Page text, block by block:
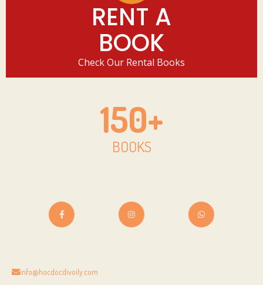
RENT A
BOOK
Check Our Rental Books
150+
BOOKS
info@hocdocdivoily.com